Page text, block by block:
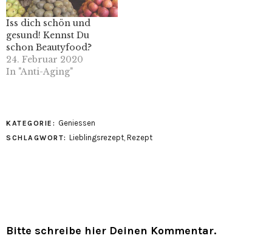
Iss dich schön und
gesund! Kennst Du
schon Beautyfood?
24. Februar 2020
In "Anti-Aging"
KATEGORIE: Geniessen
SCHLAGWORT: Lieblingsrezept, Rezept
Bitte schreibe hier Deinen Kommentar.